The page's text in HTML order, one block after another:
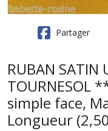
Partager
RUBAN SATIN
TOURNESOL
simple face,
Longueur